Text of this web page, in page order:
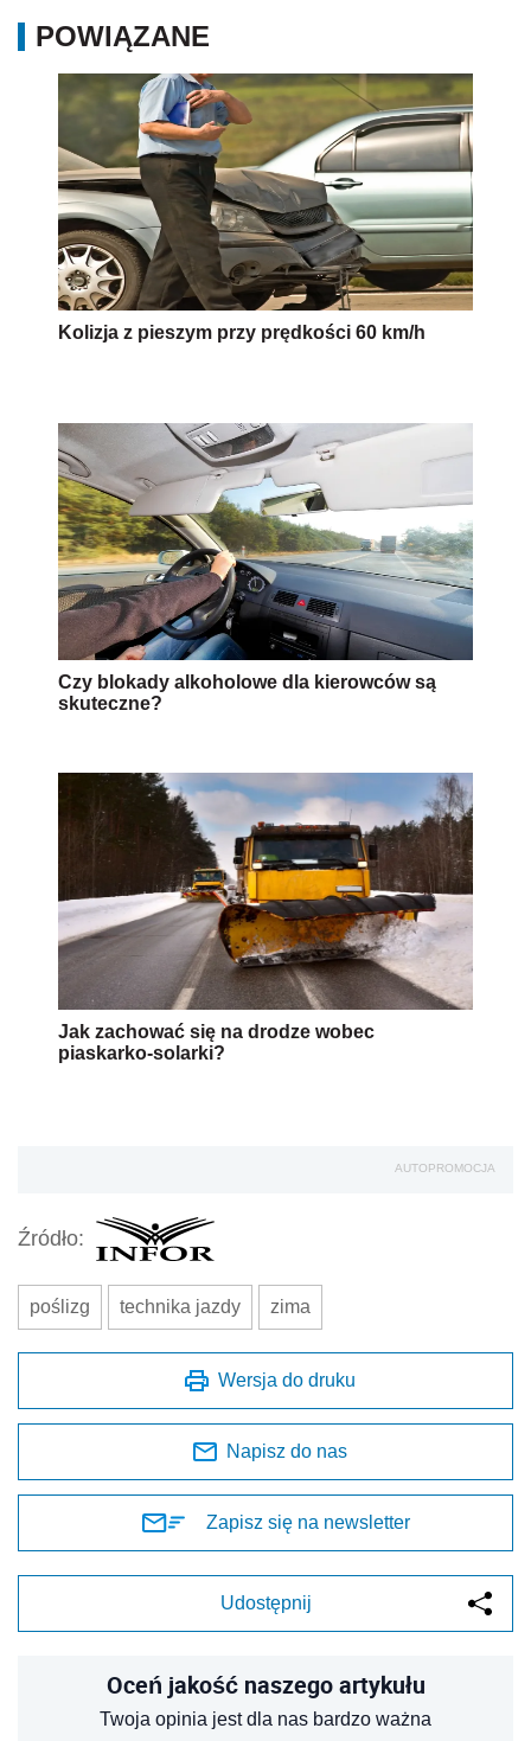
POWIĄZANE
Kolizja z pieszym przy prędkości 60 km/h
Czy blokady alkoholowe dla kierowców są
skuteczne?
Jak zachować się na drodze wobec
piaskarko-solarki?
AUTOPROMOCJA
Źródło:
poślizg technika jazdy zima
Wersja do druku
Napisz do nas
Zapisz się na newsletter
Udostępnij
Oceń jakość naszego artykułu
Twoja opinia jest dla nas bardzo ważna